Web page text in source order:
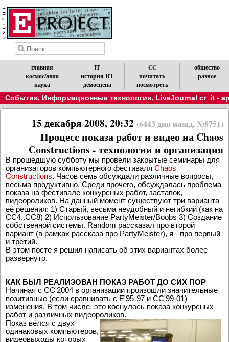
главная
космос/авиа
наука
IT
история ВТ
демосцена
CC
почитать
посмотреть
общество
разное
События, Информационные технологии, LiveJournal cr_it -
15 декабря 2008, 20:32 (6443 дня назад, №8751)
Процесс показа работ и видео на Chaos
Constructions - технологии и организация
В прошедшую субботу мы провели закрытые семинары для
организаторов компьютерного фестиваля Chaos
Constructions. Часов семь обсуждали различные вопросы,
весьма продуктивно. Среди прочего, обсуждалась проблема
показа на фестивале конкурсных работ, заставок,
видеороликов. На данный момент существуют три варианта
её решения: 1) Старый, весьма неудобный и негибкий (как на
CC4..CC8) 2) Использование PartyMeister/Boobs 3) Создание
собственной системы. Random рассказал про второй
вариант (в рамках рассказа про PartyMeister), я - про первый
и третий.
В этом посте я решил написать об этих вариантах более
развернуто.
КАК БЫЛ РЕАЛИЗОВАН ПОКАЗ РАБОТ ДО СИХ ПОР
Начиная с CC'2004 в организации произошли значительные
позитивные (если сравнивать с E'95-97 и CC'99-01)
изменения. В том числе, это коснулось показа конкурсных
работ и различных видеороликов.
Показ вёлся с двух
одинаковых компьютеров,
видеовыходы которых